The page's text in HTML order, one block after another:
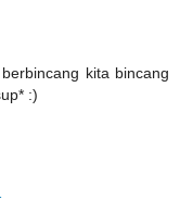
kita bincang
:)